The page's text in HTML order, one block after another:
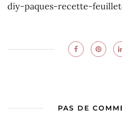
diy-paques-recette-
PAS DE